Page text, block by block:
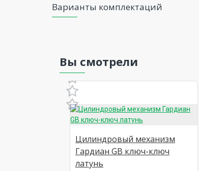
Варианты комплектаций
Вы смотрели
Цилиндровый механизм
Гардиан GB ключ-ключ
латунь